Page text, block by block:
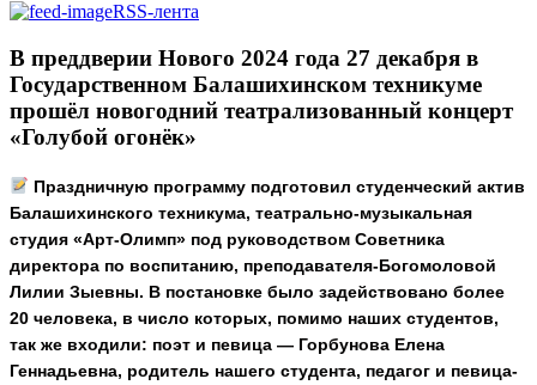
RSS-лента
В преддверии Нового 2024 года 27 декабря в
Государственном Балашихинском техникуме
прошёл новогодний театрализованный концерт
«Голубой огонёк»
Праздничную программу подготовил студенческий актив
Балашихинского техникума, театрально-музыкальная
студия «Арт-Олимп» под руководством Советника
директора по воспитанию, преподавателя-Богомоловой
Лилии Зыевны. В постановке было задействовано более
20 человека, в число которых, помимо наших студентов,
так же входили: поэт и певица — Горбунова Елена
Геннадьевна, родитель нашего студента, педагог и певица-